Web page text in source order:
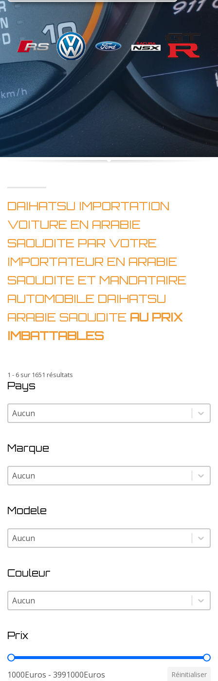
DAIHATSU IMPORTATION
VOITURE EN ARABIE
SAOUDITE PAR VOTRE
IMPORTATEUR EN ARABIE
SAOUDITE ET MANDATAIRE
AUTOMOBILE DAIHATSU
ARABIE SAOUDITE AU PRIX
IMBATTABLES
1 - 6 sur 1651 résultats
Pays
Pays
Pays
Marque
Marque
Marque
Modele
Modele
Modele
Couleur
Couleur
Couleur
Prix
Prix
1000Euros - 3991000Euros Réinitialiser